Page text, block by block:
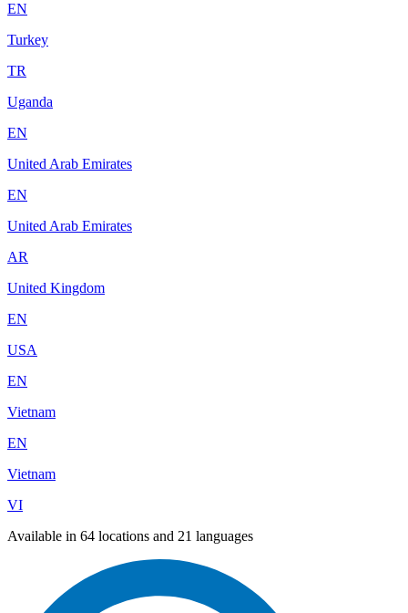
EN
Turkey
TR
Uganda
EN
United Arab Emirates
EN
United Arab Emirates
AR
United Kingdom
EN
USA
EN
Vietnam
EN
Vietnam
VI
Available in 64 locations and 21 languages